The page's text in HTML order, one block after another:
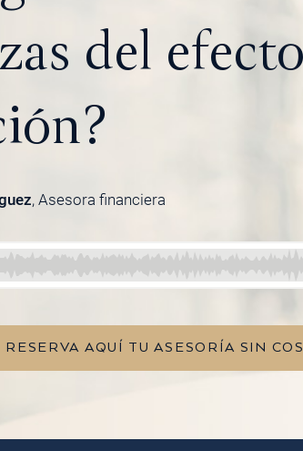
del
, Asesora financiera
RESERVA AQUÍ TU ASESORÍA SIN